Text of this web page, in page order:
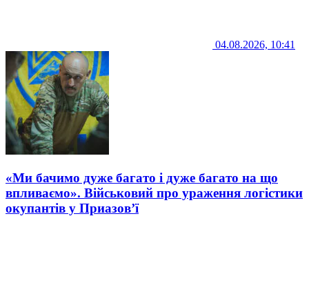
04.08.2026, 10:41
«Ми бачимо дуже багато і дуже багато на що
впливаємо». Військовий про ураження логістики
окупантів у Приазов’ї